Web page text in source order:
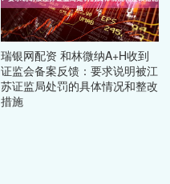
瑞银网配资 和林微纳A+H收到
证监会备案反馈：要求说明被江
苏证监局处罚的具体情况和整改
措施